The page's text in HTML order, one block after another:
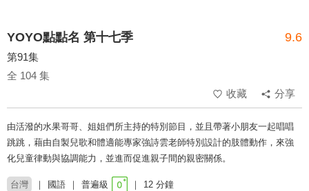
YOYO點點名 第十七季 9.6
第91集
全 104 集
收藏
分享
由活潑的水果哥哥、姐姐們所主持的特別節目，並且帶著小朋友一起唱唱
跳跳，藉由自製兒歌和體適能專家強詩雲老師特別設計的肢體動作，來強
化兒童律動與協調能力，並進而促進親子間的親密關係。
台灣 國語 普遍級 12 分鐘